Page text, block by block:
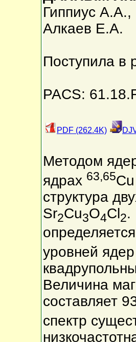
Гиппиус А.А.,
Алкаев Е.А.
Поступила в
PACS:
PDF (262.4K)
Методом
ядрах 63,65
структура
Sr2Cu3O4Cl2.
уровней
Величина
составляет
спектр